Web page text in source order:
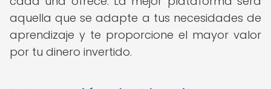
aquella que se adapte a tus necesidades de
aprendizaje y te proporcione el mayor valor
por tu dinero invertido.